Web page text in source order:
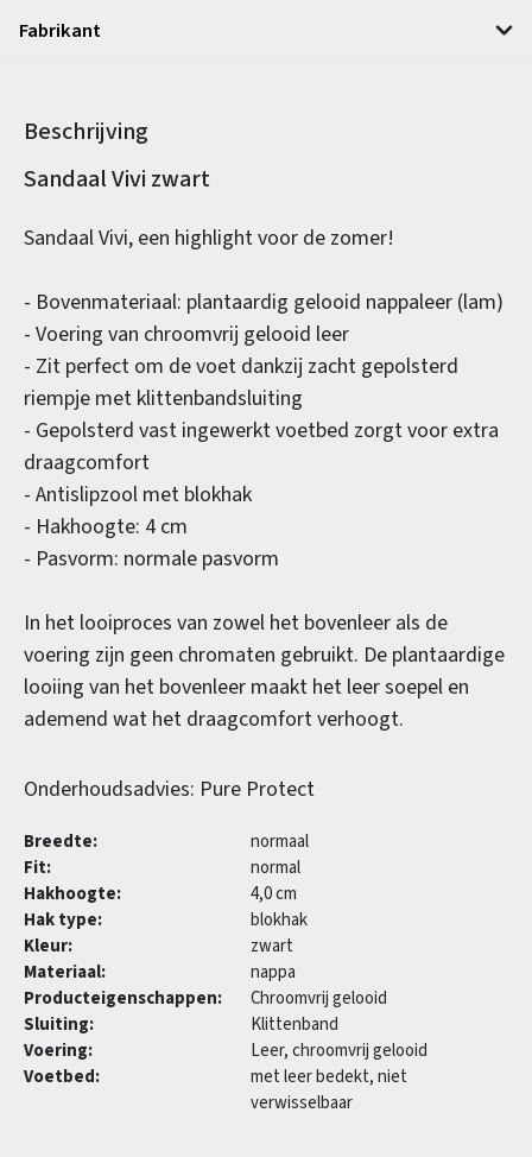
Fabrikant
Beschrijving
Productinformatie
Sandaal Vivi zwart
Sandaal Vivi, een highlight voor de zomer!
- Bovenmateriaal: plantaardig gelooid nappaleer (lam)
- Voering van chroomvrij gelooid leer
- Zit perfect om de voet dankzij zacht gepolsterd
riempje met klittenbandsluiting
- Gepolsterd vast ingewerkt voetbed zorgt voor extra
draagcomfort
- Antislipzool met blokhak
- Hakhoogte: 4 cm
- Pasvorm: normale pasvorm
In het looiproces van zowel het bovenleer als de
voering zijn geen chromaten gebruikt. De plantaardige
looiing van het bovenleer maakt het leer soepel en
ademend wat het draagcomfort verhoogt.
Onderhoudsadvies: Pure Protect
Breedte:
normaal
Fit:
normal
Hakhoogte:
4,0 cm
Hak type:
blokhak
Kleur:
zwart
Materiaal:
nappa
Producteigenschappen:
Chroomvrij gelooid
Sluiting:
Klittenband
Voering:
Leer, chroomvrij gelooid
Voetbed:
met leer bedekt, niet
verwisselbaar